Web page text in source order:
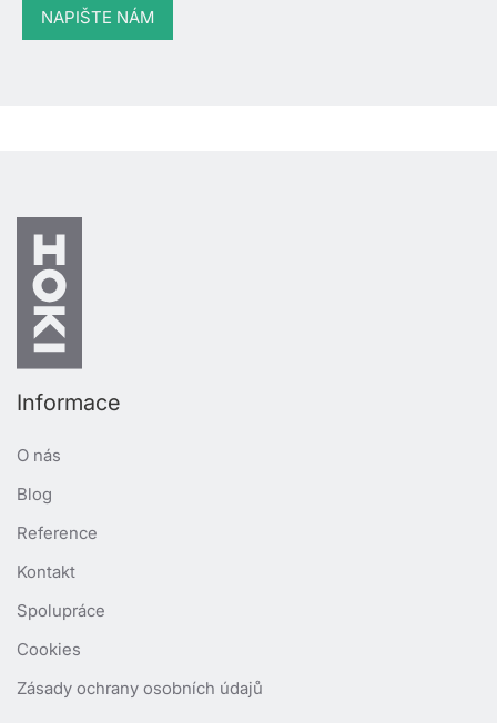
NAPIŠTE NÁM
Informace
O nás
Blog
Reference
Kontakt
Spolupráce
Cookies
Zásady ochrany osobních údajů